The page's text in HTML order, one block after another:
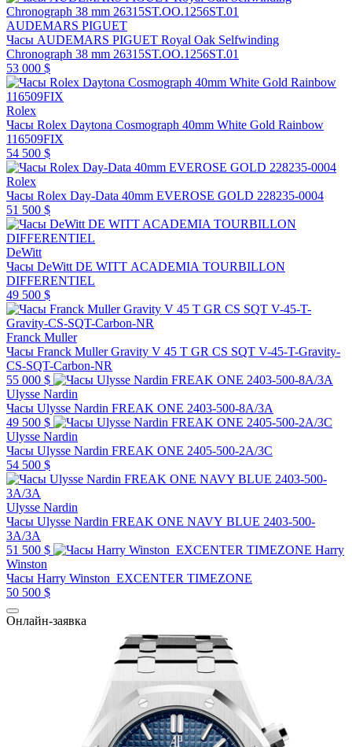
AUDEMARS PIGUET
Часы AUDEMARS PIGUET Royal Oak Selfwinding
Chronograph 38 mm 26315ST.OO.1256ST.01
53 000 $
Rolex
Часы Rolex Daytona Cosmograph 40mm White Gold Rainbow
116509FIX
54 500 $
Rolex
Часы Rolex Day-Data 40mm EVEROSE GOLD 228235-0004
51 500 $
DeWitt
Часы DeWitt DE WITT ACADEMIA TOURBILLON
DIFFERENTIEL
49 500 $
Franck Muller
Часы Franck Muller Gravity V 45 T GR CS SQT V-45-T-Gravity-
CS-SQT-Carbon-NR
55 000 $
Ulysse Nardin
Часы Ulysse Nardin FREAK ONE 2403-500-8A/3A
49 500 $
Ulysse Nardin
Часы Ulysse Nardin FREAK ONE 2405-500-2A/3C
54 500 $
Ulysse Nardin
Часы Ulysse Nardin FREAK ONE NAVY BLUE 2403-500-
3A/3A
51 500 $
Harry
Winston
Часы Harry Winston EXCENTER TIMEZONE
50 500 $
Онлайн-заявка